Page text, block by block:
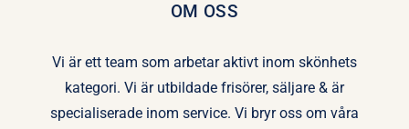
OM OSS
Vi är ett team som arbetar aktivt inom skönhets
kategori. Vi är utbildade frisörer, säljare & är
specialiserade inom service. Vi bryr oss om våra